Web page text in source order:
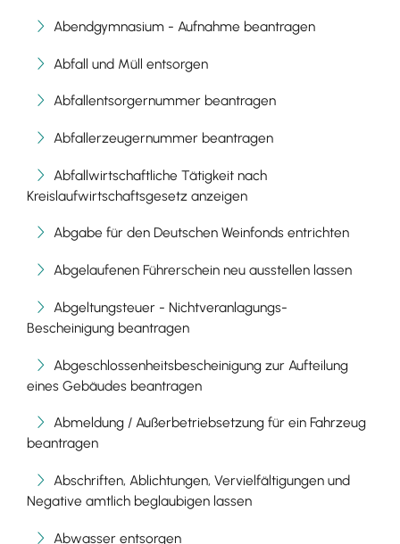
Abendgymnasium - Aufnahme beantragen
Abfall und Müll entsorgen
Abfallentsorgernummer beantragen
Abfallerzeugernummer beantragen
Abfallwirtschaftliche Tätigkeit nach
Kreislaufwirtschaftsgesetz anzeigen
Abgabe für den Deutschen Weinfonds entrichten
Abgelaufenen Führerschein neu ausstellen lassen
Abgeltungsteuer - Nichtveranlagungs-
Bescheinigung beantragen
Abgeschlossenheitsbescheinigung zur Aufteilung
eines Gebäudes beantragen
Abmeldung / Außerbetriebsetzung für ein Fahrzeug
beantragen
Abschriften, Ablichtungen, Vervielfältigungen und
Negative amtlich beglaubigen lassen
Abwasser entsorgen